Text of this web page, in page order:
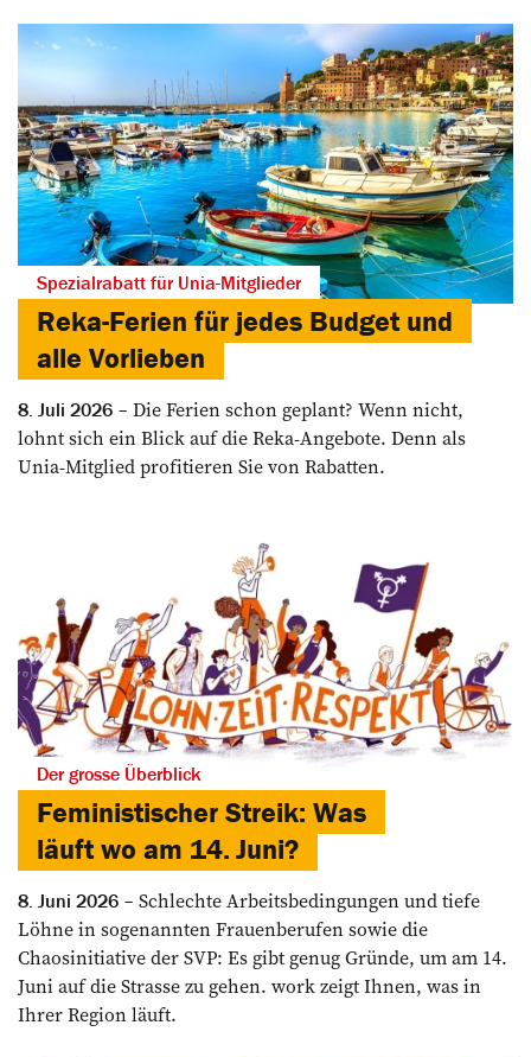
Spezialrabatt für Unia-Mitglieder
Reka-Ferien für jedes Budget und
alle Vorlieben
8. Juli 2026
Die Ferien schon geplant? Wenn nicht,
lohnt sich ein Blick auf die Reka-Angebote. Denn als
Unia-Mitglied profitieren Sie von Rabatten.
Der grosse Überblick
Feministischer Streik: Was
läuft wo am 14. Juni?
8. Juni 2026
Schlechte Arbeitsbedingungen und tiefe
Löhne in sogenannten Frauenberufen sowie die
Chaosinitiative der SVP: Es gibt genug Gründe, um am 14.
Juni auf die Strasse zu gehen. work zeigt Ihnen, was in
Ihrer Region läuft.